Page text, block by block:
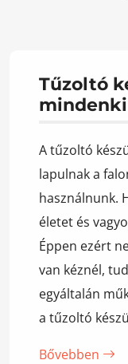
Tűzoltó
A tűzoltó
lapulnak a
használnunk.
életet és
Éppen ezért
van kéznél,
egyáltalán
a tűzoltó
Bővebben